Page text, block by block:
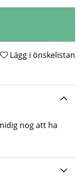
Lägg i önskelistan
nog att ha